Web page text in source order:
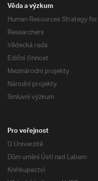
Věda a výzkum
Human Resources Strategy for
Researchers
Vědecká rada
Ediční činnost
Mezinárodní projekty
Národní projekty
Smluvní výzkum
Pro veřejnost
O Univerzitě
Dům umění Ústí nad Labem
Knihkupectví